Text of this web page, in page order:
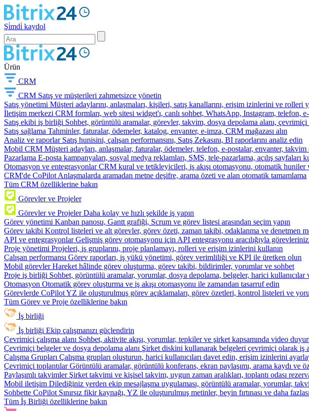
Şi̇mdi̇ kaydol
Ürün
CRM
CRM Satış ve müşterileri zahmetsizce yönetin
Satış yönetimi Müşteri adaylarını, anlaşmaları, kişileri, satış kanallarını, erişim izinlerini ve rolleri
İletişim merkezi CRM formları, web sitesi widget'ı, canlı sohbet, WhatsApp, Instagram, telefon,
Satış ekibi iş birliği Sohbet, görüntülü aramalar, görevler, takvim, dosya depolama alanı, çevrimiçi
Satış sağlama Tahminler, faturalar, ödemeler, katalog, envanter, e-imza, CRM mağazası alın
Analiz ve raporlar Satış hunisini, çalışan performansını, Satış Zekasını, BI raporlarını analiz edin
Mobil CRM Müşteri adayları, anlaşmalar, faturalar, ödemeler, telefon, e-postalar, envanter, takvim
Pazarlama E-posta kampanyaları, sosyal medya reklamları, SMS, tele-pazarlama, açılış sayfaları
Otomasyon ve entegrasyonlar CRM kural ve tetikleyicileri, iş akışı otomasyonu, otomatik huniler
CRM'de CoPilot Anlaşmalarda aramadan metne deşifre, arama özeti ve alan otomatik tamamlama
Tüm CRM özelliklerine bakın
Görevler ve Projeler
Görevler ve Projeler Daha kolay ve hızlı şekilde iş yapın
Görev yönetimi Kanban panosu, Gantt grafiği, Scrum ve görev listesi arasından seçim yapın
Görev takibi Kontrol listeleri ve alt görevler, görev özeti, zaman takibi, odaklanma ve denetmen
API ve entegrasyonlar Gelişmiş görev otomasyonu için API entegrasyonu aracılığıyla
Proje yönetimi Projeleri, iş gruplarını, proje planlamayı, rolleri ve erişim izinlerini kullanın
Çalışan performansı Görev raporları, iş yükü yönetimi, görev verimliliği ve KPI ile üretken olun
Mobil görevler Hareket hâlinde görev oluşturma, görev takibi, bildirimler, yorumlar ve sohbet
Proje iş birliği Sohbet, görüntülü aramalar, yorumlar, dosya depolama, belgeler, harici kullanıcılar
Otomasyon Otomatik görev oluşturma ve iş akışı otomasyonu ile zamandan tasarruf edin
Görevlerde CoPilotYZ ile oluşturulmuş görev açıklamaları, görev özetleri, kontrol listeleri ve
Tüm Görev ve Proje özelliklerine bakın
İş birliği
İş birliği Ekip çalışmanızı güçlendirin
Çevrimiçi çalışma alanı Sohbet, aktivite akışı, yorumlar, tepkiler ve şirket kapsamında video
Çevrimiçi belgeler ve dosya depolama alanı Şirket diskini kullanarak belgeleri çevrimiçi olarak iş
Çalışma Grupları Çalışma grupları oluşturun, harici kullanıcıları davet edin, erişim izinlerini
Çevrimiçi toplantılar Görüntülü aramalar, görüntülü konferans, ekran paylaşımı, arama kaydı ve
Paylaşımlı takvimler Şirket takvimi ve kişisel takvim, uygun zaman aralıkları, toplantı odası
Mobil iletişim Dilediğiniz yerden ekip mesajlaşma uygulaması, görüntülü aramalar, yorumlar,
Sohbette CoPilot Sınırsız fikir kaynağı, YZ ile oluşturulmuş metinler, beyin fırtınası ve daha fazlası
Tüm İş Birliği özelliklerine bakın